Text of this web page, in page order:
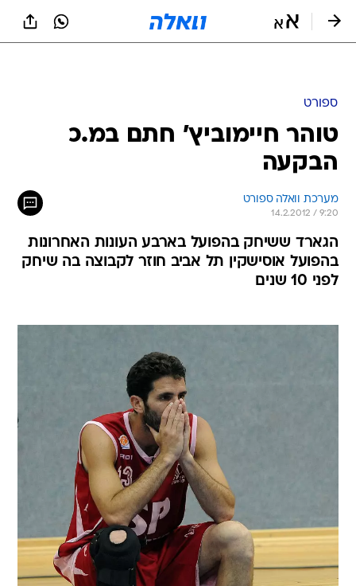
ספורט
טוהר חיימוביץ' חתם במ.כ
הבקעה
מערכת וואלה ספורט
14.2.2012 / 9:20
הגארד ששיחק בהפועל בארבע העונות האחרונות
בהפועל אוסישקין תל אביב חוזר לקבוצה בה שיחק
לפני 10 שנים